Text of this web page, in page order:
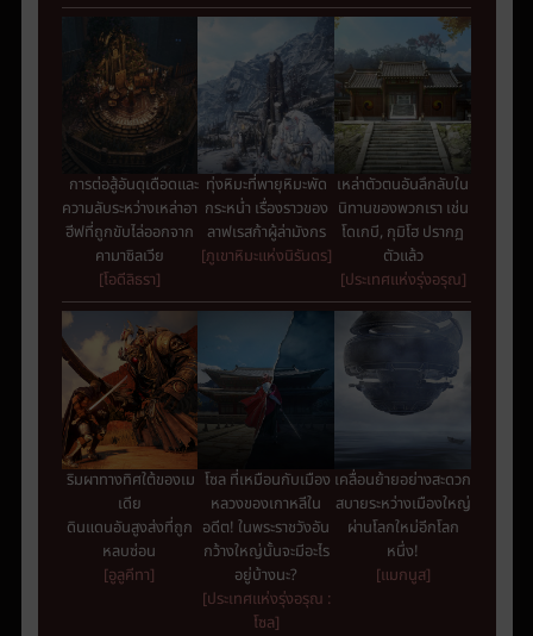
การต่อสู้อันดุเดือดและ
ความลับระหว่างเหล่าอา
ฮีฟที่ถูกขับไล่ออกจาก
คามาซิลเวีย
[โอดีลิธรา]
ทุ่งหิมะที่พายุหิมะพัด
กระหน่ำ เรื่องราวของ
ลาฟเรสก้าผู้ล่ามังกร
[ภูเขาหิมะแห่งนิรันดร]
เหล่าตัวตนอันลึกลับใน
นิทานของพวกเรา เช่น
โดเกบี, กุมิโฮ ปรากฏ
ตัวแล้ว
[ประเทศแห่งรุ่งอรุณ]
ริมผาทางทิศใต้ของเม
เดีย
ดินแดนอันสูงส่งที่ถูก
หลบซ่อน
[อูลูคีทา]
โซล ที่เหมือนกับเมือง
หลวงของเกาหลีใน
อดีต! ในพระราชวังอัน
กว้างใหญ่นั้นจะมีอะไร
อยู่บ้างนะ?
[ประเทศแห่งรุ่งอรุณ :
โซล]
เคลื่อนย้ายอย่างสะดวก
สบายระหว่างเมืองใหญ่
ผ่านโลกใหม่อีกโลก
หนึ่ง!
[แมกนูส]